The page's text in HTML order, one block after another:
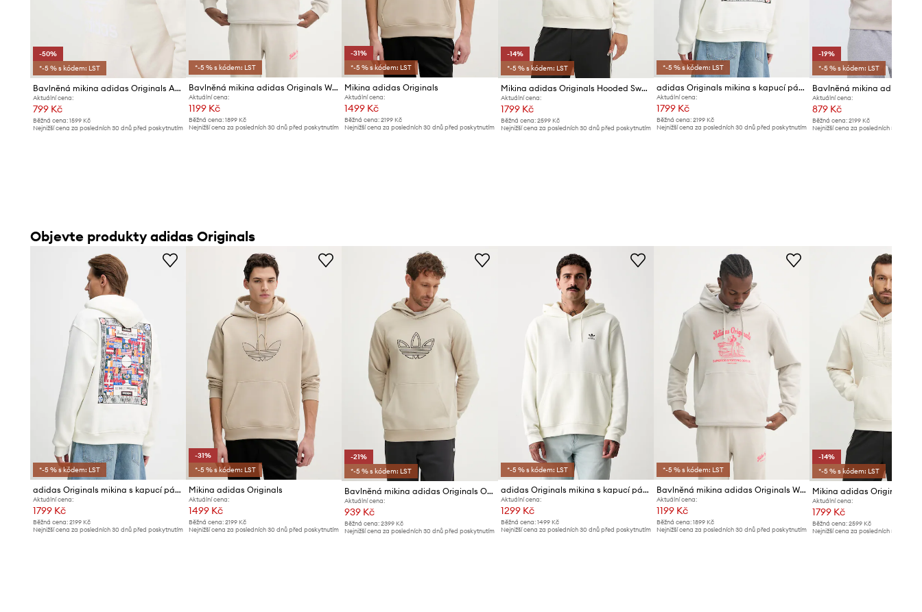
-50%
*-5 % s kódem: LST
Bavlněná mikina adidas Originals Adicolor Classics Trefoil
Aktuální cena:
799 Kč
Běžná cena: 1599 Kč
Nejnižší cena za posledních 30 dnů před poskytnutím
*-5 % s kódem: LST
Bavlněná mikina adidas Originals Wabash
Aktuální cena:
1199 Kč
Běžná cena:1899 Kč
Nejnižší cena za posledních 30 dnů před poskytnutím
-31%
*-5 % s kódem: LST
Mikina adidas Originals
Aktuální cena:
1499 Kč
Běžná cena: 2199 Kč
Nejnižší cena za posledních 30 dnů před poskytnutím
-14%
*-5 % s kódem: LST
Mikina adidas Originals Hooded Sweat
Aktuální cena:
1799 Kč
Běžná cena: 2599 Kč
Nejnižší cena za posledních 30 dnů před poskytnutím
*-5 % s kódem: LST
adidas Originals mikina s kapucí pánská s bavlnou
Aktuální cena:
1799 Kč
Běžná cena:2199 Kč
Nejnižší cena za posledních 30 dnů před poskytnutím
-19%
*-5 % s kódem: LST
Bavlněná mikina adidas
Aktuální cena:
879 Kč
Běžná cena: 2199 Kč
Nejnižší cena za posledních 30 dnů
Objevte produkty adidas Originals
*-5 % s kódem: LST
adidas Originals mikina s kapucí pánská s bavlnou
Aktuální cena:
1799 Kč
Běžná cena: 2199 Kč
Nejnižší cena za posledních 30 dnů před poskytnutím
-31%
*-5 % s kódem: LST
Mikina adidas Originals
Aktuální cena:
1499 Kč
Běžná cena:2199 Kč
Nejnižší cena za posledních 30 dnů před poskytnutím
-21%
*-5 % s kódem: LST
Bavlněná mikina adidas Originals Outline Hoodie
Aktuální cena:
939 Kč
Běžná cena: 2399 Kč
Nejnižší cena za posledních 30 dnů před poskytnutím
*-5 % s kódem: LST
adidas Originals mikina s kapucí pánská s bavlnou
Aktuální cena:
1299 Kč
Běžná cena: 1499 Kč
Nejnižší cena za posledních 30 dnů před poskytnutím
*-5 % s kódem: LST
Bavlněná mikina adidas Originals Wabash
Aktuální cena:
1199 Kč
Běžná cena:1899 Kč
Nejnižší cena za posledních 30 dnů před poskytnutím
-14%
*-5 % s kódem: LST
Aktuální cena:
1799 Kč
Běžná cena: 2599 Kč
Nejnižší cena za posledních 30 dnů